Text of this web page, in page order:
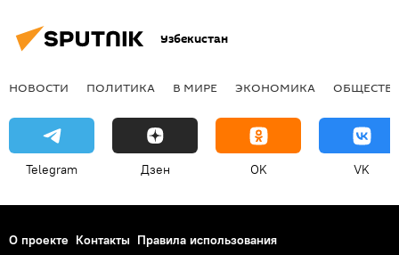
Узбекистан
НОВОСТИ ПОЛИТИКА В МИРЕ ЭКОНОМИКА
Telegram Дзен OK VK
О проекте Контакты Правила использования